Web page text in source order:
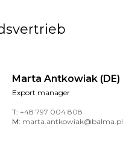
Marta Antkowiak (DE)
Export manager
T: +48 797 004 808
M: marta.antkowiak@balma.pl